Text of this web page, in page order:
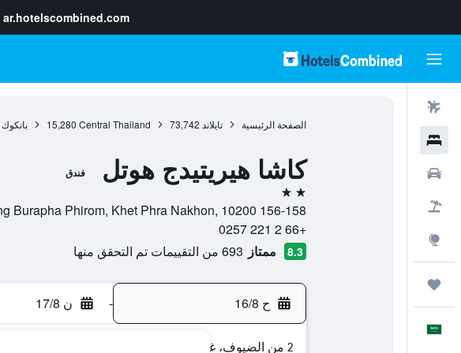
ar.hotelscombined.com
الصفحة الرئيسية تايلاند 73,742
Central Thailand
15,280 بانكوك
كاشا هيريتيدج هوتل فندق
2 نجمتين
156-158 Maha Chai Rd, Khwaeng Wang Burapha Phirom, Khet Phra Nakhon, 10200, بانكوك, Bangkok, تايلاند
+66 2 221 0257
8.3 ممتاز 693 من التقييمات تم التحقق منها
ح 16/8 - ن 17/8
2 من الضيوف، غرفة واحدة